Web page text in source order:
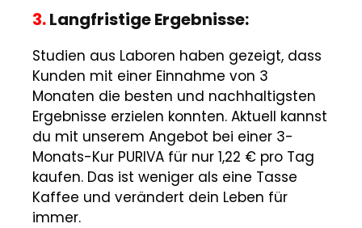
3.Langfristige Ergebnisse:
Studien aus Laboren haben gezeigt, dass
Kunden mit einer Einnahme von 3
Monaten die besten und nachhaltigsten
Ergebnisse erzielen konnten. Aktuell kannst
du mit unserem Angebot bei einer 3-
Monats-Kur PURIVA für nur 1,22 € pro Tag
kaufen. Das ist weniger als eine Tasse
Kaffee und verändert dein Leben für
immer.